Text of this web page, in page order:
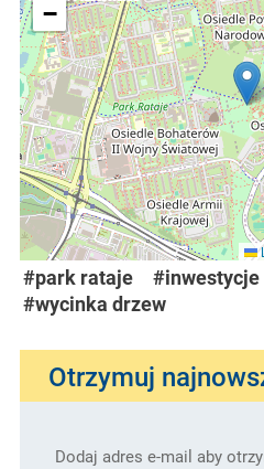
−
#park rataje #inwestycje
#wycinka drzew
Otrzymuj
Dodaj adres e-mail aby